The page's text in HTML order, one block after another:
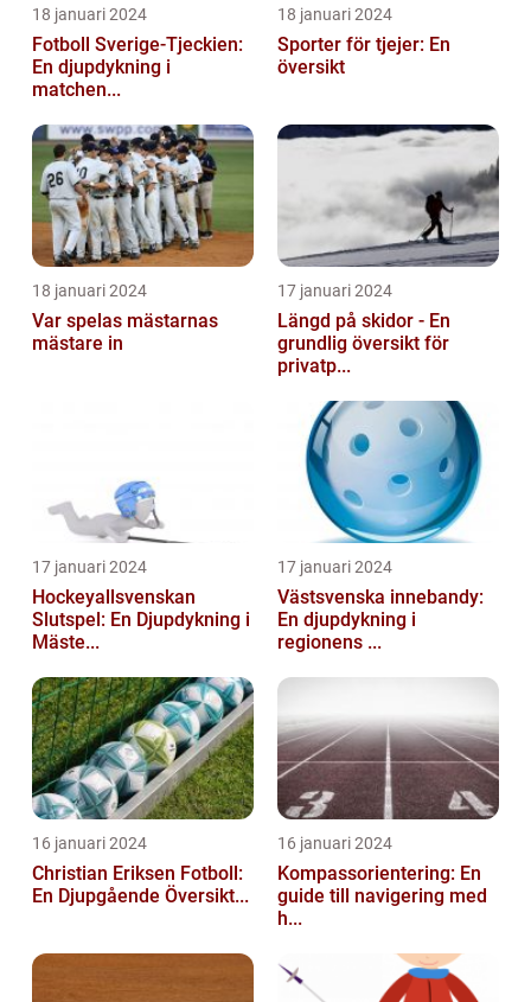
18 januari 2024
Fotboll Sverige-Tjeckien:
En djupdykning i
matchen...
18 januari 2024
Sporter för tjejer: En
översikt
18 januari 2024
Var spelas mästarnas
mästare in
17 januari 2024
Längd på skidor - En
grundlig översikt för
privatp...
17 januari 2024
Hockeyallsvenskan
Slutspel: En Djupdykning i
Mäste...
17 januari 2024
Västsvenska innebandy:
En djupdykning i
regionens ...
16 januari 2024
Christian Eriksen Fotboll:
En Djupgående Översikt...
16 januari 2024
Kompassorientering: En
guide till navigering med
h...